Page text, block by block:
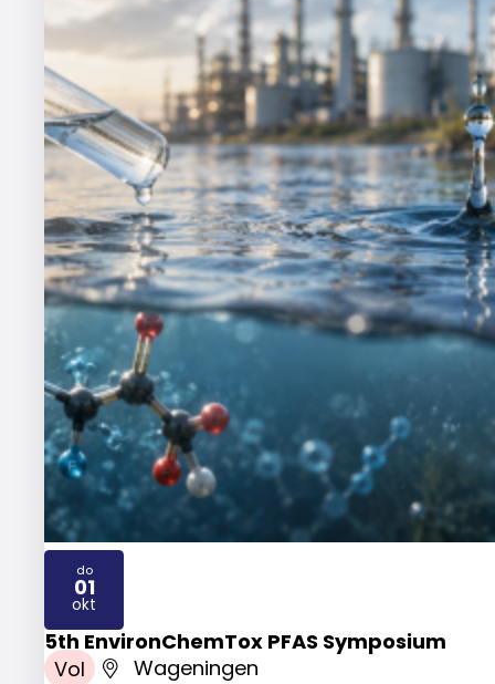
5th EnvironChemTox PFAS Symposium
Vol
Wageningen
do
01
okt
2026